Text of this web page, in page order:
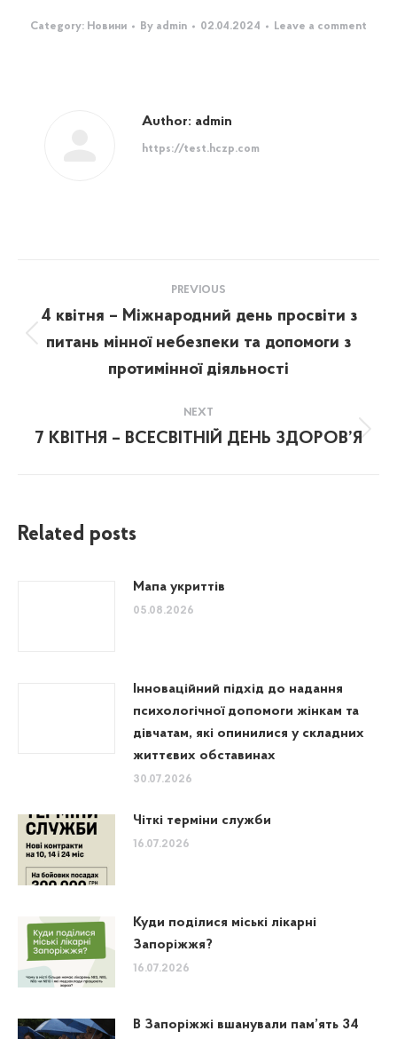
Category: Новини By admin 02.04.2024 Leave a comment
Author: admin
https://test.hczp.com
navigation
PREVIOUS
Previous
post:
4 квітня – Міжнародний день просвіти з
питань мінної небезпеки та допомоги з
протимінної діяльності
NEXT
Next
7 КВІТНЯ – ВСЕСВІТНІЙ ДЕНЬ ЗДОРОВ’Я
Related posts
Мапа укриттів
05.08.2026
Інноваційний підхід до надання
психологічної допомоги жінкам та
дівчатам, які опинилися у складних
життєвих обставинах
30.07.2026
Чіткі терміни служби
16.07.2026
Куди поділися міські лікарні
Запоріжжя?
16.07.2026
В Запоріжжі вшанували пам’ять 34